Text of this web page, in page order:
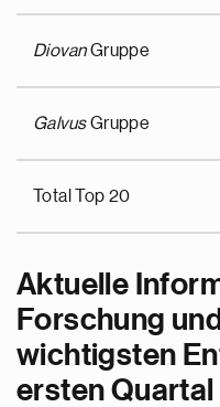
DiovanGruppe
GalvusGruppe
Total Top 20
Aktuelle
Forschung
wichtigsten
ersten Quartal